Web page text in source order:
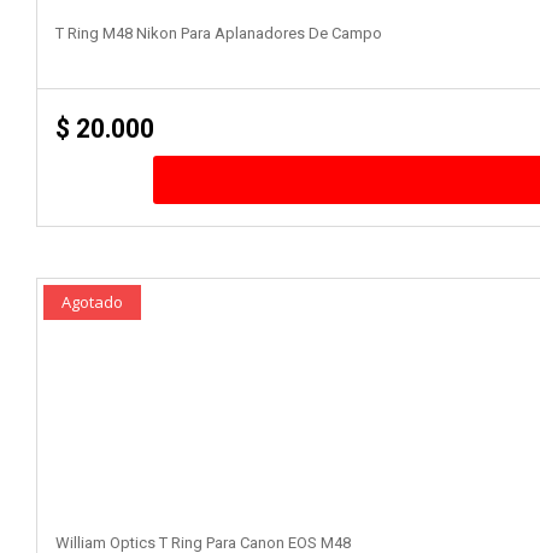
T Ring M48 Nikon Para Aplanadores De Campo
$ 20.000
Agotado
William Optics T Ring Para Canon EOS M48